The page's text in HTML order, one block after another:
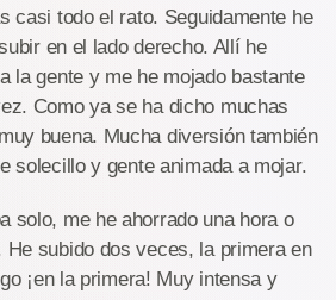
casi todo el rato. Seguidamente he
en el lado derecho. Allí he
la gente y me he mojado bastante
Como ya se ha dicho muchas
buena. Mucha diversión también
solecillo y gente animada a mojar.
solo, me he ahorrado una hora o
He subido dos veces, la primera en
¡en la primera! Muy intensa y